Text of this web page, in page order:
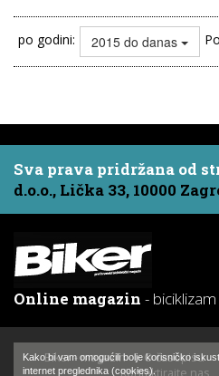
po godini: 2015 do danas
Sva prava pridržana od
d.o.o., Lička 33, 10000
Online magazin -
Biker - magazin O časopisu
Kontaktirajte nas
Kako bi vam omogućili bolje korisničko
internet preglednika (cookies).